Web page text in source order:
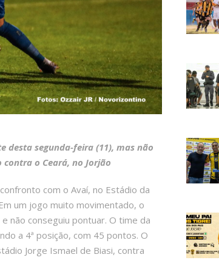
desta segunda-feira (11), mas não
o Ceará, no Jorjão
com o Avaí, no Estádio da
um jogo muito movimentado, o
não conseguiu pontuar. O time da
a 4ª posição, com 45 pontos. O
Jorge Ismael de Biasi, contra